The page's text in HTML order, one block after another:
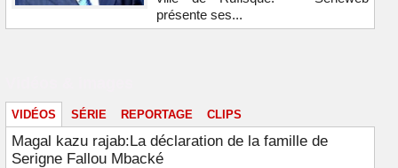
présente ses...
VIDÉOS SÉRIE REPORTAGE CLIPS
Magal kazu rajab:La déclaration de la famille de
Serigne Fallou Mbacké